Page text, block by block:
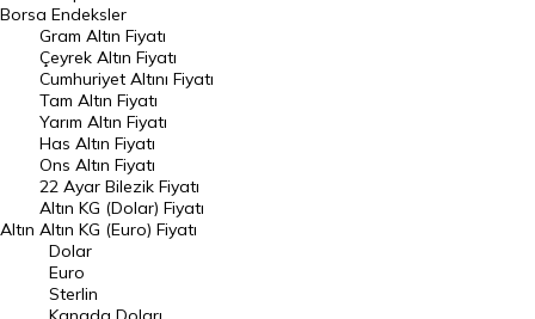
Raporlar
Endeksler
DÖVİZ
Döviz Kuru
Dolar Kuru
Euro Kuru
Pound Kuru
Borsa Endeksler
Altın
Gram Altın Fiyatı
Çeyrek Altın Fiyatı
Cumhuriyet Altını Fiyatı
Tam Altın Fiyatı
Yarım Altın Fiyatı
Has Altın Fiyatı
Ons Altın Fiyatı
22 Ayar Bilezik Fiyatı
Altın KG (Dolar) Fiyatı
Altın KG (Euro) Fiyatı
Dolar
Euro
Sterlin